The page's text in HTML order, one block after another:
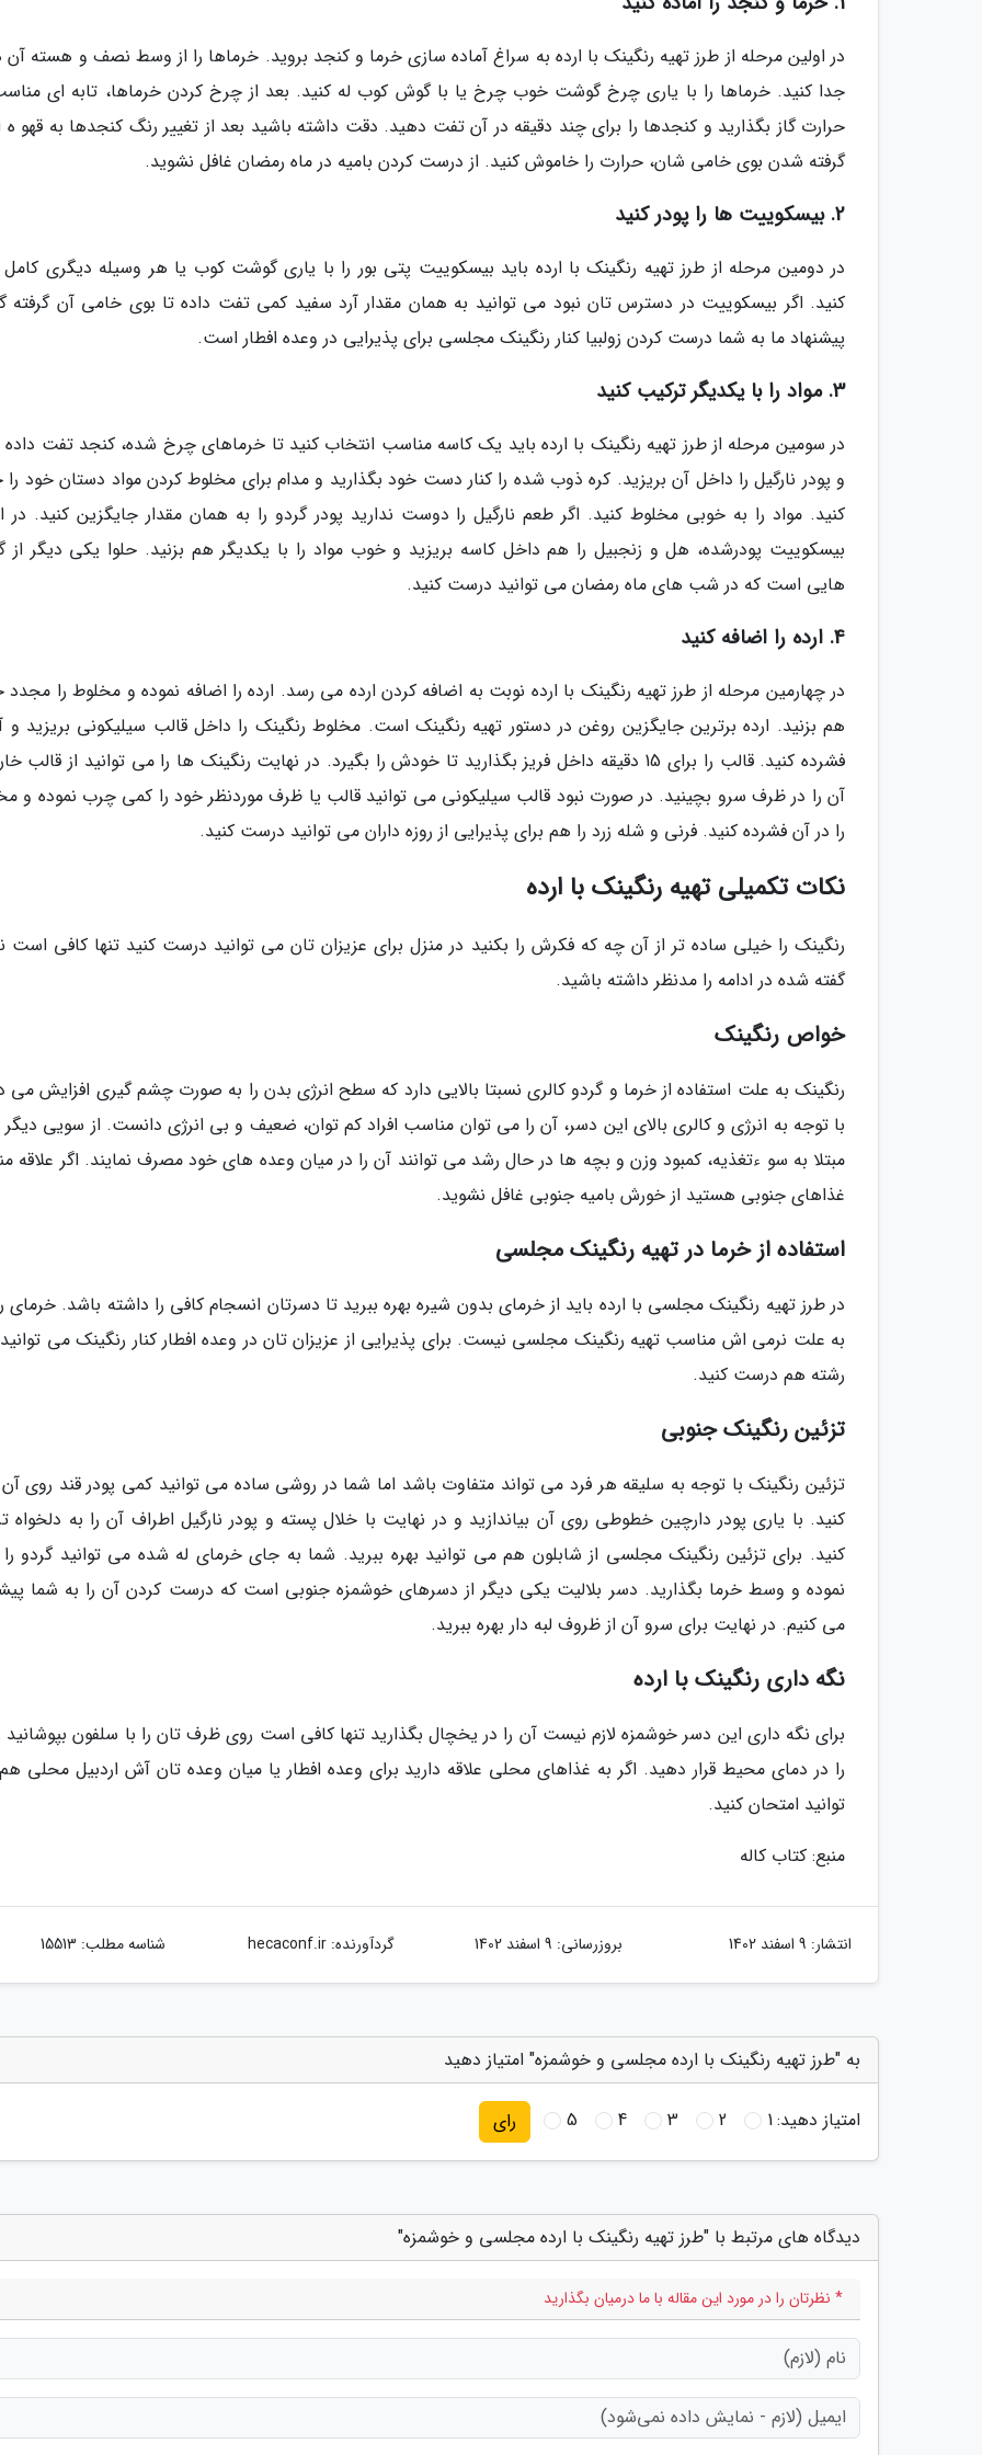
در اولین مرحله از طرز تهیه رنگینک با ارده به سراغ آماده سازی خرما و کنجد بروید. خرماها را از وسط نصف و هسته آن
جدا کنید. خرماها را با یاری چرخ گوشت خوب چرخ یا با گوش کوب له کنید. بعد از چرخ کردن خرماها، تابه ای
حرارت گاز بگذارید و کنجدها را برای چند دقیقه در آن تفت دهید. دقت داشته باشید بعد از تغییر رنگ کنجدها به قهو
گرفته شدن بوی خامی شان، حرارت را خاموش کنید. از درست کردن بامیه در ماه رمضان غافل نشوید.
2. بیسکوییت ها را پودر کنید
در دومین مرحله از طرز تهیه رنگینک با ارده باید بیسکوییت پتی بور را با یاری گوشت کوب یا هر وسیله دیگری کامل
کنید. اگر بیسکوییت در دسترس تان نبود می توانید به همان مقدار آرد سفید کمی تفت داده تا بوی خامی آن گرفته
پیشنهاد ما به شما درست کردن زولبیا کنار رنگینک مجلسی برای پذیرایی در وعده افطار است.
3. مواد را با یکدیگر ترکیب کنید
در سومین مرحله از طرز تهیه رنگینک با ارده باید یک کاسه مناسب انتخاب کنید تا خرماهای چرخ شده، کنجد تفت
و پودر نارگیل را داخل آن بریزید. کره ذوب شده را کنار دست خود بگذارید و مدام برای مخلوط کردن مواد دستان خود
کنید. مواد را به خوبی مخلوط کنید. اگر طعم نارگیل را دوست ندارید پودر گردو را به همان مقدار جایگزین کنید. در
بیسکوییت پودرشده، هل و زنجبیل را هم داخل کاسه بریزید و خوب مواد را با یکدیگر هم بزنید. حلوا یکی دیگر از
هایی است که در شب های ماه رمضان می توانید درست کنید.
4. ارده را اضافه کنید
در چهارمین مرحله از طرز تهیه رنگینک با ارده نوبت به اضافه کردن ارده می رسد. ارده را اضافه نموده و مخلوط را
هم بزنید. ارده برترین جایگزین روغن در دستور تهیه رنگینک است. مخلوط رنگینک را داخل قالب سیلیکونی بریزید و
فشرده کنید. قالب را برای 15 دقیقه داخل فریز بگذارید تا خودش را بگیرد. در نهایت رنگینک ها را می توانید از قالب
آن را در ظرف سرو بچینید. در صورت نبود قالب سیلیکونی می توانید قالب یا ظرف موردنظر خود را کمی چرب نموده و
را در آن فشرده کنید. فرنی و شله زرد را هم برای پذیرایی از روزه داران می توانید درست کنید.
نکات تکمیلی تهیه رنگینک با ارده
رنگینک را خیلی ساده تر از آن چه که فکرش را بکنید در منزل برای عزیزان تان می توانید درست کنید تنها کافی است
گفته شده در ادامه را مدنظر داشته باشید.
خواص رنگینک
رنگینک به علت استفاده از خرما و گردو کالری نسبتا بالایی دارد که سطح انرژی بدن را به صورت چشم گیری افزایش می
با توجه به انرژی و کالری بالای این دسر، آن را می توان مناسب افراد کم توان، ضعیف و بی انرژی دانست. از سویی دیگر
مبتلا به سو ءتغذیه، کمبود وزن و بچه ها در حال رشد می توانند آن را در میان وعده های خود مصرف نمایند. اگر علاقه
غذاهای جنوبی هستید از خورش بامیه جنوبی غافل نشوید.
استفاده از خرما در تهیه رنگینک مجلسی
در طرز تهیه رنگینک مجلسی با ارده باید از خرمای بدون شیره بهره ببرید تا دسرتان انسجام کافی را داشته باشد.
به علت نرمی اش مناسب تهیه رنگینک مجلسی نیست. برای پذیرایی از عزیزان تان در وعده افطار کنار رنگینک می
رشته هم درست کنید.
تزئین رنگینک جنوبی
تزئین رنگینک با توجه به سلیقه هر فرد می تواند متفاوت باشد اما شما در روشی ساده می توانید کمی پودر قند روی
کنید. با یاری پودر دارچین خطوطی روی آن بیاندازید و در نهایت با خلال پسته و پودر نارگیل اطراف آن را به دلخواه
کنید. برای تزئین رنگینک مجلسی از شابلون هم می توانید بهره ببرید. شما به جای خرمای له شده می توانید گردو
نموده و وسط خرما بگذارید. دسر بلالیت یکی دیگر از دسرهای خوشمزه جنوبی است که درست کردن آن را به شما
می کنیم. در نهایت برای سرو آن از ظروف لبه دار بهره ببرید.
نگه داری رنگینک با ارده
برای نگه داری این دسر خوشمزه لازم نیست آن را در یخچال بگذارید تنها کافی است روی ظرف تان را با سلفون
را در دمای محیط قرار دهید. اگر به غذاهای محلی علاقه دارید برای وعده افطار یا میان وعده تان آش اردبیل محلی
توانید امتحان کنید.
منبع: کتاب کاله
انتشار: 9 اسفند 1402 بروزرسانی: 9 اسفند 1402 گردآورنده:hecaconf.ir شناسه مطلب: 15513
به "طرز تهیه رنگینک با ارده مجلسی و خوشمزه" امتیاز دهید
امتیاز دهید:1
2
3
4
5 رای
دیدگاه های مرتبط با "طرز تهیه رنگینک با ارده مجلسی و خوشمزه"
* نظرتان را در مورد این مقاله با ما درمیان بگذارید